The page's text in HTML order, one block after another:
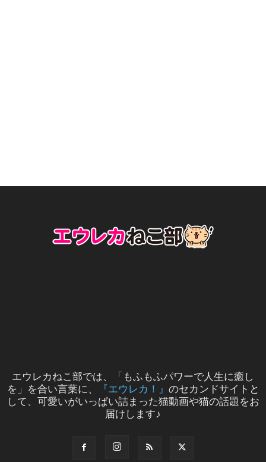
エウレカねこ部では、「もふもふパワーで人生に癒し
を」を合い言葉に、
『エウレカ！』 のセカンドサイトと
して、可愛いがいっぱい詰まった猫動画や猫の話題をお
届けします♪